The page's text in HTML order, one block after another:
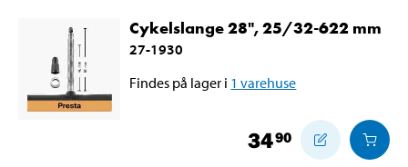
Cykelslange 28", 25/32-622 mm
27-1930
Findes på lager i 1 varehuse
3490